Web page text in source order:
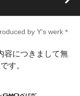
by Y's werk＊
容につきまして無
す。